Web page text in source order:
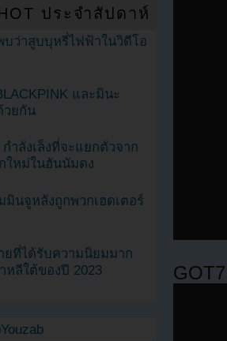
ประจำสัปดาห์
บว่าสูบบุหรี่ไฟฟ้าในวิดีโอ
และมินะ
วยกัน
ำลังเล็งที่จะแยกตัวจาก
ใหม่ในฮันนัมดง
นจูหลังถูกพวกเฮดเตอร์
ยที่ได้รับความนิยมมาก
หลีใต้ของปี 2023